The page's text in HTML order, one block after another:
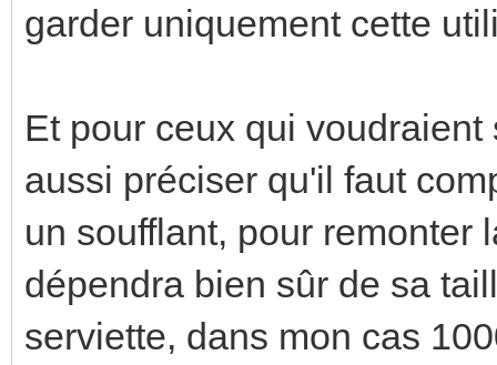
garder uniquement cette
Et pour ceux qui
aussi préciser qu'il faut
un soufflant, pour remonter
dépendra bien sûr de sa
serviette, dans mon cas